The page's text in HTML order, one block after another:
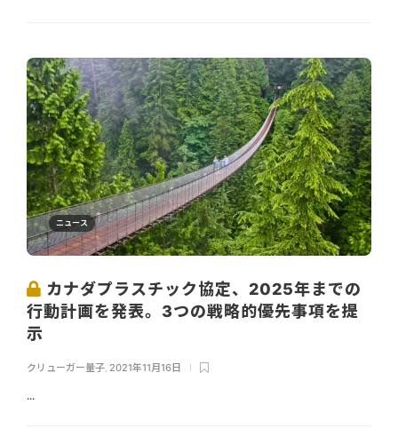
ニュース
カナダプラスチック協定、2025年までの
行動計画を発表。3つの戦略的優先事項を提
示
クリューガー量子, 2021年11月16日
...